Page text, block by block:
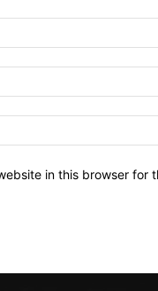
in this browser for